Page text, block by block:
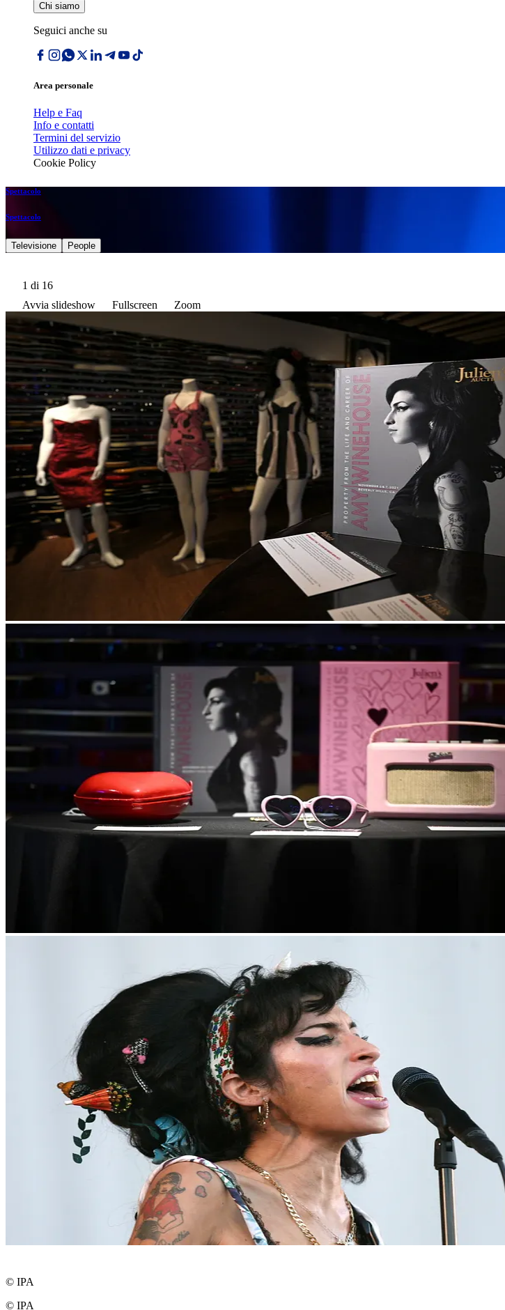
Chi siamo
Seguici anche su
Area personale
Help e Faq
Info e contatti
Termini del servizio
Utilizzo dati e privacy
Cookie Policy
Spettacolo
Spettacolo
Televisione People
1 di 16
Avvia slideshow
Fullscreen Zoom
© IPA
© IPA